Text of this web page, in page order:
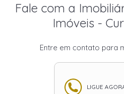
Fale com a
Imóveis -
Entre em contato para
LIGUE